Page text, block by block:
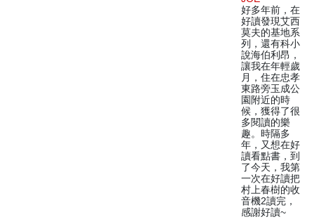
好多年前，在
好讀發現艾西
莫夫的基地系
列，還有科小
說海伯利昂，
讓我在年輕歲
月，住在忠孝
東路旁玉成公
園附近的時
候，獲得了很
多閱讀的樂
趣。時隔多
年，又想在好
讀看點書，到
了今天，我第
一次在好讀把
村上春樹的收
音機2讀完，
感謝好讀~